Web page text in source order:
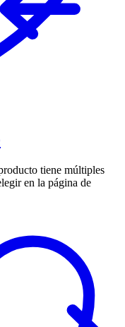
tiene múltiples
en la página de